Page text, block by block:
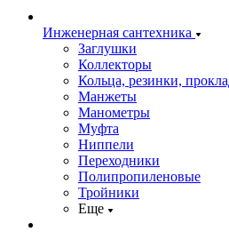
Инженерная сантехника
Заглушки
Коллекторы
Кольца, резинки,
Манжеты
Манометры
Муфта
Ниппели
Переходники
Полипропиленовые
Тройники
Еще